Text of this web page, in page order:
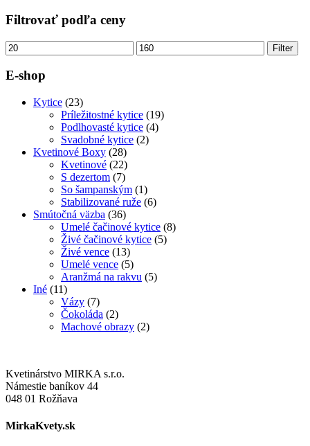
Filtrovať podľa ceny
Minimálna
cena
Maximálna
cena
Filter
E-shop
Kytice (23)
Príležitostné kytice (19)
Podlhovasté kytice (4)
Svadobné kytice (2)
Kvetinové Boxy (28)
Kvetinové (22)
S dezertom (7)
So šampanským (1)
Stabilizované ruže (6)
Smútočná väzba (36)
Umelé čačinové kytice (8)
Živé čačinové kytice (5)
Živé vence (13)
Umelé vence (5)
Aranžmá na rakvu (5)
Iné (11)
Vázy (7)
Čokoláda (2)
Machové obrazy (2)
Kvetinárstvo MIRKA s.r.o.
Námestie baníkov 44
048 01 Rožňava
MirkaKvety.sk